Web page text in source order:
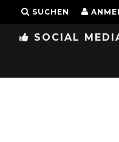
SUCHEN
SOCIAL